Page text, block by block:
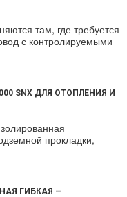
там, где требуется
с контролируемыми
SNX ДЛЯ ОТОПЛЕНИЯ И
прокладки,
ГИБКАЯ —